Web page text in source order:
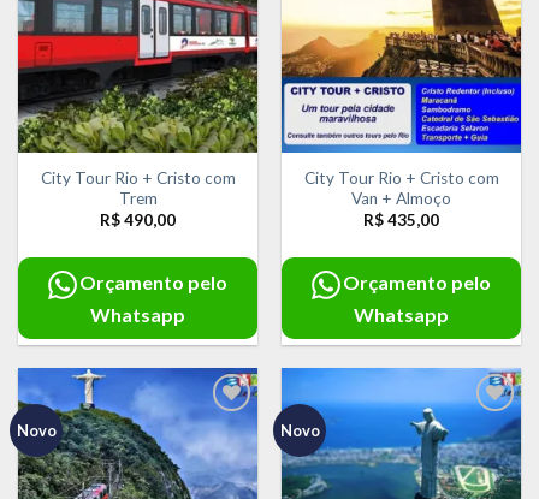
City Tour Rio + Cristo com
Trem
R$490,00
Orçamento pelo
Whatsapp
City Tour Rio + Cristo com
Van + Almoço
R$435,00
Orçamento pelo
Whatsapp
Novo
Adicionar
aos meus
Novo
Adicionar
aos meus